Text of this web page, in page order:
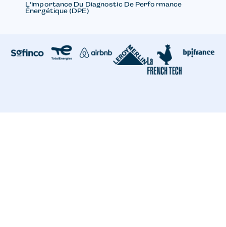
L’importance Du Diagnostic De Performance
Énergétique (DPE)